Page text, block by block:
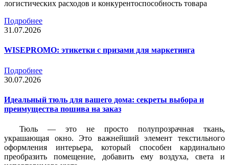
логистических расходов и конкурентоспособность товара
Подробнее
31.07.2026
WISEPROMO: этикетки с призами для маркетинга
Подробнее
30.07.2026
Идеальный тюль для вашего дома: секреты выбора и
преимущества пошива на заказ
Тюль — это не просто полупрозрачная ткань,
украшающая окно. Это важнейший элемент текстильного
оформления интерьера, который способен кардинально
преобразить помещение, добавить ему воздуха, света и